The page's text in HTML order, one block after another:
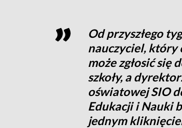
Od przyszłego
nauczyciel, który
może zgłosić
szkoły, a
oświatowej SIO
Edukacji i Nauki
jednym